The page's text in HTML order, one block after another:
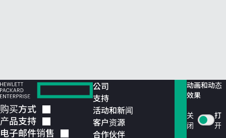
购买方式
产品支持
电子邮件销售
公司
支持
活动和新闻
客户资源
合作伙伴
动画和动态
效果
关
闭
打
开